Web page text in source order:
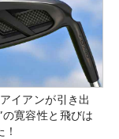
イアンが引き出
の寛容性と飛びは